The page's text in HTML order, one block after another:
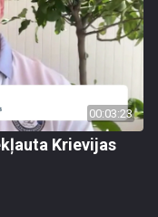
00:03:23
Krievijas